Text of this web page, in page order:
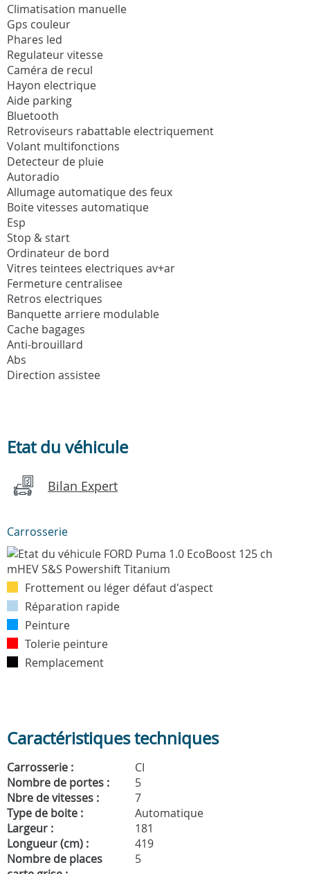
Climatisation manuelle
Gps couleur
Phares led
Regulateur vitesse
Caméra de recul
Hayon electrique
Aide parking
Bluetooth
Retroviseurs rabattable electriquement
Volant multifonctions
Detecteur de pluie
Autoradio
Allumage automatique des feux
Boite vitesses automatique
Esp
Stop & start
Ordinateur de bord
Vitres teintees electriques av+ar
Fermeture centralisee
Retros electriques
Banquette arriere modulable
Cache bagages
Anti-brouillard
Abs
Direction assistee
Etat du véhicule
Bilan Expert
Carrosserie
Frottement ou léger défaut d'aspect
Réparation rapide
Peinture
Tolerie peinture
Remplacement
Caractéristiques techniques
Carrosserie :
CI
Nombre de portes :
5
Nbre de vitesses :
7
Type de boite :
Automatique
Largeur :
181
Longueur (cm) :
419
Nombre de places
5